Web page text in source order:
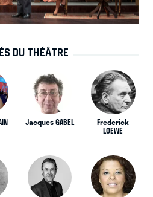
DU THÉÂTRE
Jacques GABEL Frederick
LOEWE